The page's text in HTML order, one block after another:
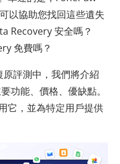
以協助您找回這些遺失
Recovery 安全嗎？
免費嗎？
評測中，我們將介紹
功能、價格、優缺點。
它，並為特定用戶提供